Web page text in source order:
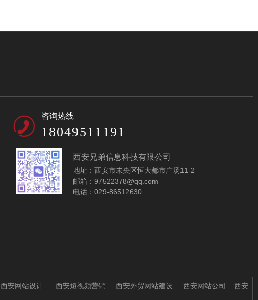
五金配件公司模板-
咨询热线
18049511191
西安兄弟信息科技有限公司
地址：西安市未央区恒大都市广场11-2
邮箱：97522378@qq.com
电话：029-86512630
西安网站设计 西安短视频营销 西安外贸网站建设 西安网站公司 西安